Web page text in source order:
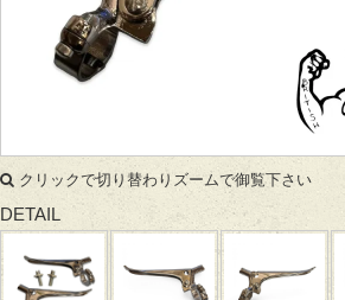
クリックで切り替わりズームで御覧下さい
DETAIL